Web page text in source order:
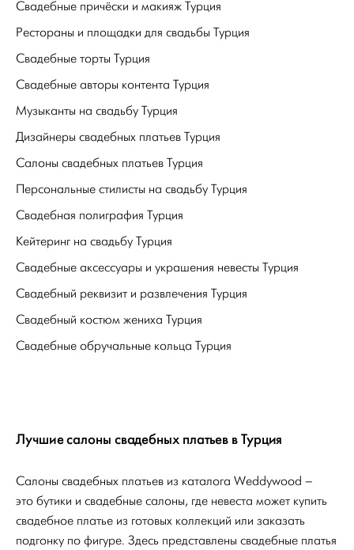
Свадебные причёски и макияж Турция
Рестораны и площадки для свадьбы Турция
Свадебные торты Турция
Свадебные авторы контента Турция
Музыканты на свадьбу Турция
Дизайнеры свадебных платьев Турция
Салоны свадебных платьев Турция
Персональные стилисты на свадьбу Турция
Свадебная полиграфия Турция
Кейтеринг на свадьбу Турция
Свадебные аксессуары и украшения невесты Турция
Свадебный реквизит и развлечения Турция
Свадебный костюм жениха Турция
Свадебные обручальные кольца Турция
Лучшие салоны свадебных платьев в Турция
Салоны свадебных платьев из каталога Weddywood –
это бутики и свадебные салоны, где невеста может купить
свадебное платье из готовых коллекций или заказать
подгонку по фигуре. Здесь представлены свадебные платья